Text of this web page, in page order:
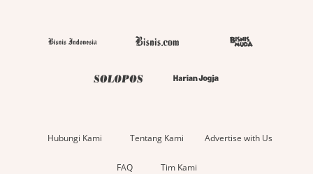
Hubungi Kami Tentang Kami Advertise with Us
FAQ Tim Kami